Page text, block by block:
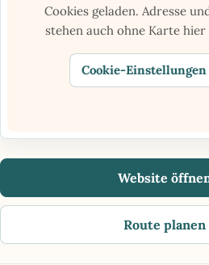
Cookies geladen. Adresse
stehen auch ohne Karte hier
Cookie-
Website
Route planen